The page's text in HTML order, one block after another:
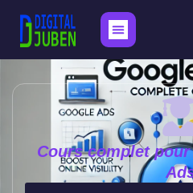
Cours complet